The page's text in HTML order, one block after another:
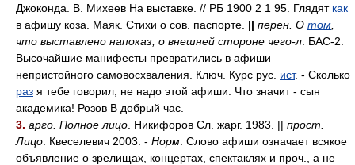
Джоконда. В. Михеев На выставке. // РБ 1900 2 1 95. Глядят как
в афишу коза. Маяк. Стихи о сов. паспорте. || перен. О том
что выставлено напоказ, о внешней стороне чего-л . БАС-2.
Высочайшие манифесты превратились в афиши
непристойного самовосхваления. Ключ. Курс рус. ист. - Сколько
раз я тебе говорил, не надо этой афиши. Что значит - сын
академика! Розов В добрый час.
3. арго. Полное лицо . Никифоров Сл. жарг. 1983. || прост.
Лицо . Квеселевич 2003. - Норм . Слово афиши означает всякое
объявление о зрелищах, концертах, спектаклях и проч., а не